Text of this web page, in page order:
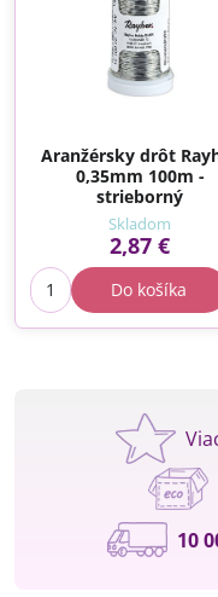
Aranžérsky drôt
0,35mm 100m -
strieborný
Skladom
2,87 €
Do košíka
10